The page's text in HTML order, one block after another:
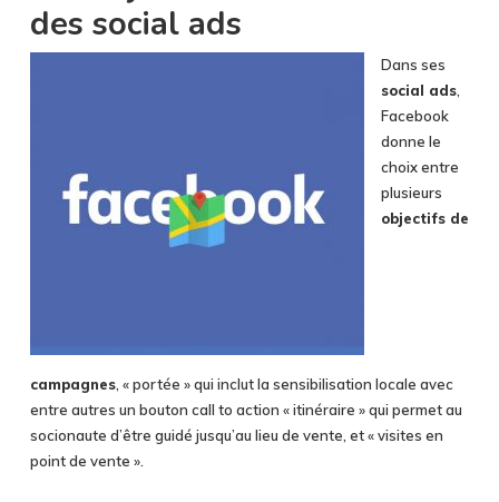
des social ads
Dans ses
social ads,
Facebook
donne le
choix entre
plusieurs
objectifs de
campagnes, « portée » qui inclut la sensibilisation locale avec
entre autres un bouton call to action « itinéraire » qui permet au
socionaute d’être guidé jusqu’au lieu de vente, et « visites en
point de vente ».